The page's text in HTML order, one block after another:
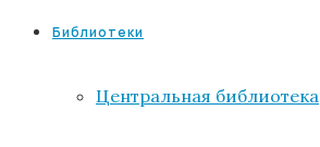
Библиотеки
Центральная библиотека